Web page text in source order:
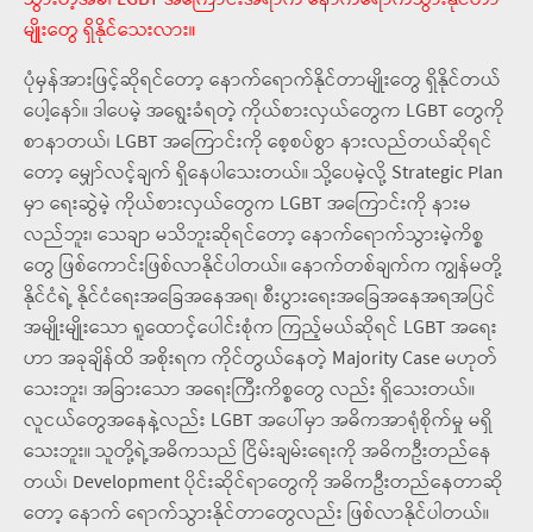
မျိုးတွေ ရှိနိုင်သေးလား။
ပုံမှန်အားဖြင့်ဆိုရင်တော့ နောက်ရောက်နိုင်တာမျိုးတွေ ရှိနိုင်တယ်
ပေါ့နော်။ ဒါပေမဲ့ အရွေးခံရတဲ့ ကိုယ်စားလှယ်တွေက LGBT တွေကို
စာနာတယ်၊ LGBT အကြောင်းကို စေ့စပ်စွာ နားလည်တယ်ဆိုရင်
တော့ မျှော်လင့်ချက် ရှိနေပါသေးတယ်။ သို့ပေမဲ့လို့ Strategic Plan
မှာ ရေးဆွဲမဲ့ ကိုယ်စားလှယ်တွေက LGBT အကြောင်းကို နားမ
လည်ဘူး၊ သေချာ မသိဘူးဆိုရင်တော့ နောက်ရောက်သွားမဲ့ကိစ္စ
တွေ ဖြစ်ကောင်းဖြစ်လာနိုင်ပါတယ်။ နောက်တစ်ချက်က ကျွန်မတို့
နိုင်ငံရဲ့ နိုင်ငံရေးအခြေအနေအရ၊ စီးပွားရေးအခြေအနေအရအပြင်
အမျိုးမျိုးသော ရူထောင့်ပေါင်းစုံက ကြည့်မယ်ဆိုရင် LGBT အရေး
ဟာ အခုချိန်ထိ အစိုးရက ကိုင်တွယ်နေတဲ့ Majority Case မဟုတ်
သေးဘူး၊ အခြားသော အရေးကြီးကိစ္စတွေ လည်း ရှိသေးတယ်။
လူငယ်တွေအနေနဲ့လည်း LGBT အပေါ်မှာ အဓိကအာရုံစိုက်မှု မရှိ
သေးဘူး။ သူတို့ရဲ့အဓိကသည် ငြိမ်းချမ်းရေးကို အဓိကဦးတည်နေ
တယ်၊ Development ပိုင်းဆိုင်ရာတွေကို အဓိကဦးတည်နေတာဆို
တော့ နောက် ရောက်သွားနိုင်တာတွေလည်း ဖြစ်လာနိုင်ပါတယ်။